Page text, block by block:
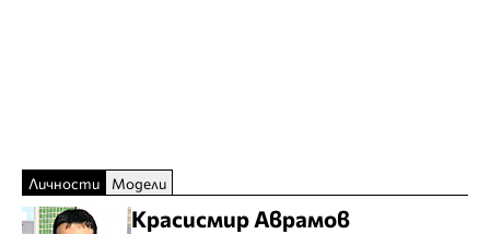
Личности Модели
Красисмир Аврамов